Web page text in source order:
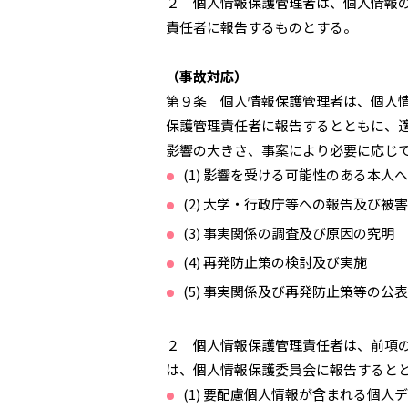
責任者に報告するものとする。
（事故対応）
第９条 個人情報保護管理者は、個人
保護管理責任者に報告するとともに、
影響の大きさ、事案により必要に応じ
(1) 影響を受ける可能性のある本人
(2) 大学・行政庁等への報告及び被
(3) 事実関係の調査及び原因の究明
(4) 再発防止策の検討及び実施
(5) 事実関係及び再発防止策等の公表
２ 個人情報保護管理責任者は、前項
は、個人情報保護委員会に報告すると
(1) 要配慮個人情報が含まれる個人